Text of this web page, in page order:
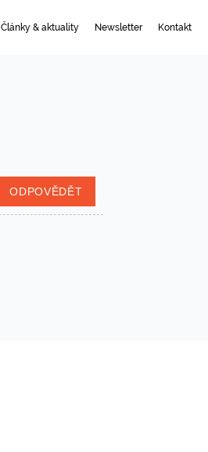
Články & aktuality Newsletter Kontakt
ODPOVĚDĚT